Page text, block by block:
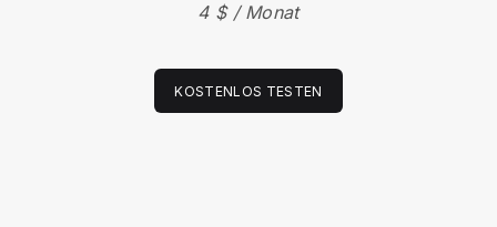
4 $ / Monat
KOSTENLOS TESTEN